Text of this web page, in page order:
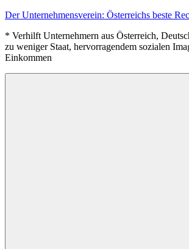
Zum
springen
Der Unternehmensverein: Österreichs beste
* Verhilft Unternehmern aus Österreich,
zu weniger Staat, hervorragendem sozialen
Einkommen